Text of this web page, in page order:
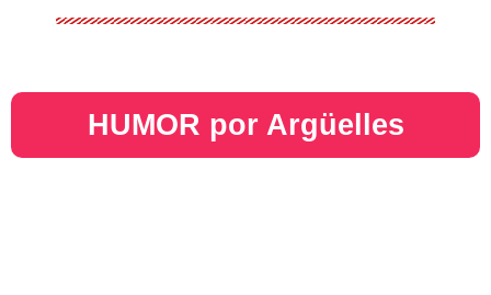
HUMOR por Argüelles​